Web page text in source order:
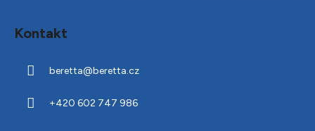
Kontakt
beretta@beretta.cz
+420 602 747 986